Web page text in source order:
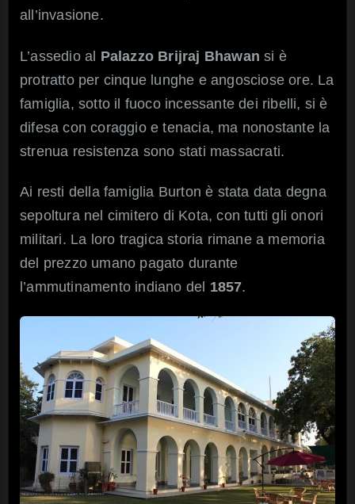
all’invasione.
L’assedio al Palazzo Brijraj Bhawan si è
protratto per cinque lunghe e angosciose ore. La
famiglia, sotto il fuoco incessante dei ribelli, si è
difesa con coraggio e tenacia, ma nonostante la
strenua resistenza sono stati massacrati.
Ai resti della famiglia Burton è stata data degna
sepoltura nel cimitero di Kota, con tutti gli onori
militari. La loro tragica storia rimane a memoria
del prezzo umano pagato durante
l’ammutinamento indiano del 1857.